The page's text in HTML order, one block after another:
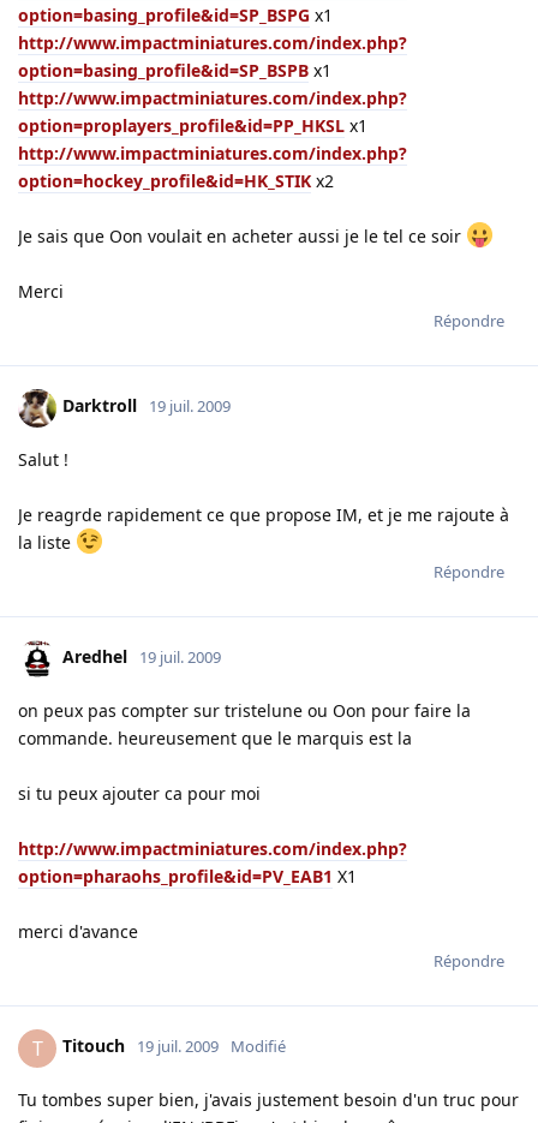
option=basing_profile&id=SP_BSPG x1
http://www.impactminiatures.com/index.php?
option=basing_profile&id=SP_BSPB x1
http://www.impactminiatures.com/index.php?
option=proplayers_profile&id=PP_HKSL x1
http://www.impactminiatures.com/index.php?
option=hockey_profile&id=HK_STIK x2
Je sais que Oon voulait en acheter aussi je le tel ce soir
Merci
Répondre
Darktroll 19 juil. 2009
Salut !
Je reagrde rapidement ce que propose IM, et je me rajoute à
la liste
Répondre
Aredhel 19 juil. 2009
on peux pas compter sur tristelune ou Oon pour faire la
commande. heureusement que le marquis est la
si tu peux ajouter ca pour moi
http://www.impactminiatures.com/index.php?
option=pharaohs_profile&id=PV_EAB1 X1
merci d'avance
Répondre
T Titouch 19 juil. 2009 Modifié
Tu tombes super bien, j'avais justement besoin d'un truc pour